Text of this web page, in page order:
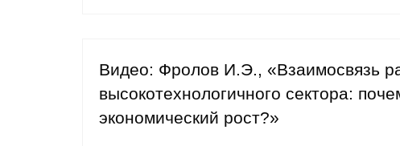
Видео: Фролов И.Э., «Взаимосвязь
высокотехнологичного сектора:
экономический рост?»